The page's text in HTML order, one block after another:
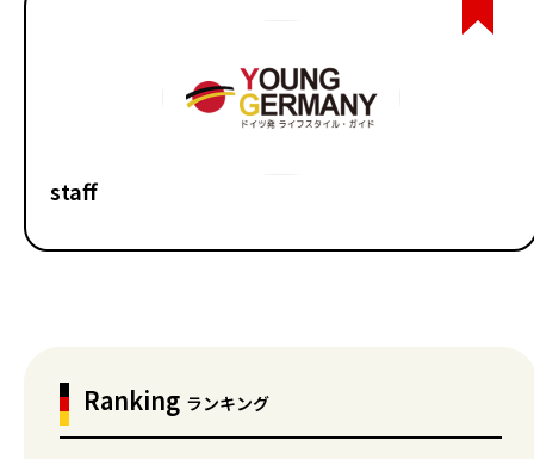
staff
Ranking ランキング